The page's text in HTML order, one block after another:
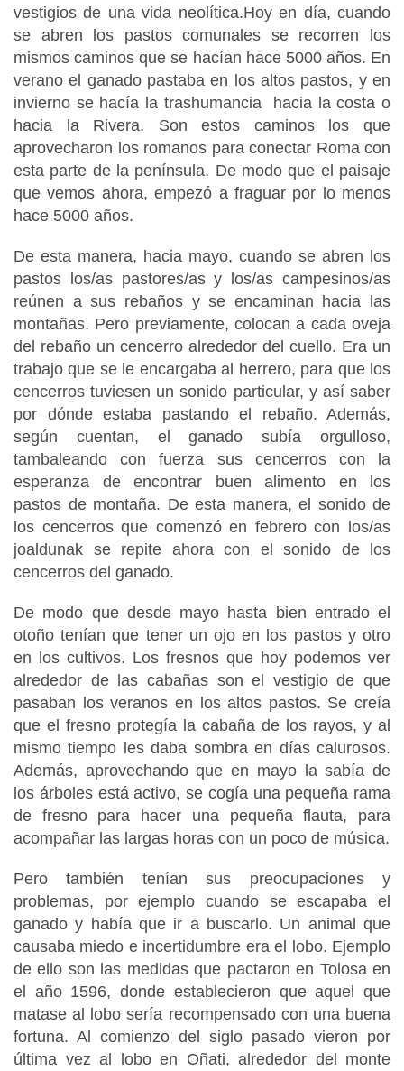
vestigios de una vida neolítica.Hoy en día, cuando
se abren los pastos comunales se recorren los
mismos caminos que se hacían hace 5000 años. En
verano el ganado pastaba en los altos pastos, y en
invierno se hacía la trashumancia hacia la costa o
hacia la Rivera. Son estos caminos los que
aprovecharon los romanos para conectar Roma con
esta parte de la península. De modo que el paisaje
que vemos ahora, empezó a fraguar por lo menos
hace 5000 años.
De esta manera, hacia mayo, cuando se abren los
pastos los/as pastores/as y los/as campesinos/as
reúnen a sus rebaños y se encaminan hacia las
montañas. Pero previamente, colocan a cada oveja
del rebaño un cencerro alrededor del cuello. Era un
trabajo que se le encargaba al herrero, para que los
cencerros tuviesen un sonido particular, y así saber
por dónde estaba pastando el rebaño. Además,
según cuentan, el ganado subía orgulloso,
tambaleando con fuerza sus cencerros con la
esperanza de encontrar buen alimento en los
pastos de montaña. De esta manera, el sonido de
los cencerros que comenzó en febrero con los/as
joaldunak se repite ahora con el sonido de los
cencerros del ganado.
De modo que desde mayo hasta bien entrado el
otoño tenían que tener un ojo en los pastos y otro
en los cultivos. Los fresnos que hoy podemos ver
alrededor de las cabañas son el vestigio de que
pasaban los veranos en los altos pastos. Se creía
que el fresno protegía la cabaña de los rayos, y al
mismo tiempo les daba sombra en días calurosos.
Además, aprovechando que en mayo la sabía de
los árboles está activo, se cogía una pequeña rama
de fresno para hacer una pequeña flauta, para
acompañar las largas horas con un poco de música.
Pero también tenían sus preocupaciones y
problemas, por ejemplo cuando se escapaba el
ganado y había que ir a buscarlo. Un animal que
causaba miedo e incertidumbre era el lobo. Ejemplo
de ello son las medidas que pactaron en Tolosa en
el año 1596, donde establecieron que aquel que
matase al lobo sería recompensado con una buena
fortuna. Al comienzo del siglo pasado vieron por
última vez al lobo en Oñati, alrededor del monte